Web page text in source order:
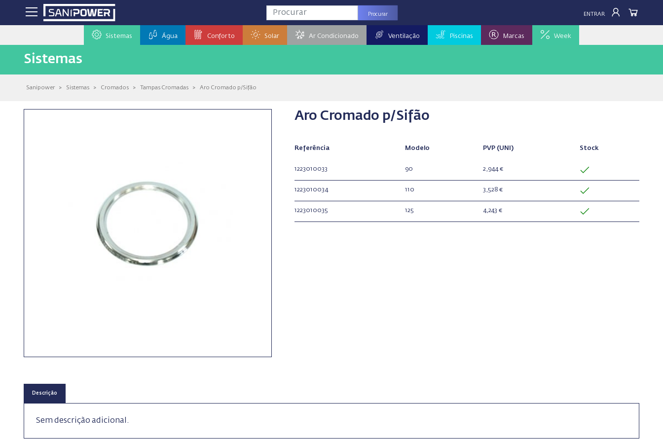
Procurar ENTRAR
Sistemas Água Conforto Solar Ar Condicionado Ventilação Piscinas Marcas Week
Sistemas
Sanipower > Sistemas > Cromados > Tampas Cromadas > Aro Cromado p/Sifão
Aro Cromado p/Sifão
Referência Modelo PVP (UNI) Stock
1223010033 90 2,944 €
1223010034 110 3,528 €
1223010035 125 4,243 €
Descrição
Sem descrição adicional.